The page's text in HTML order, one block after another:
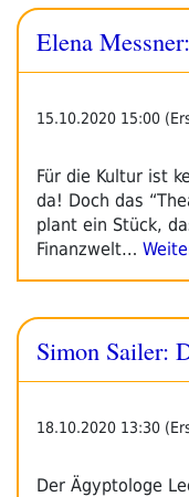
Gerissene“
Elena
15.10.2020 15:00
Für die Kultur ist
da! Doch das
plant ein Stück,
Finanzwelt…
Simon Sailer:
18.10.2020 13:30
Der Ägyptologe